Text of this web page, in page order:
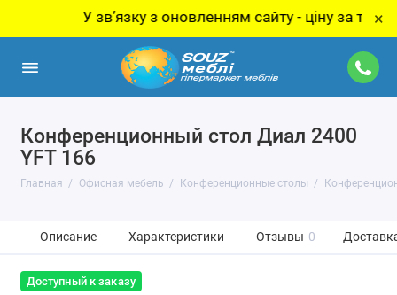
У звʼязку з оновленням сайту - ціну за товар ×
Конференционный стол Диал 2400
YFT 166
Главная Офисная мебель Конференционные столы
Описание Характеристики Отзывы 0
Доступный к заказу